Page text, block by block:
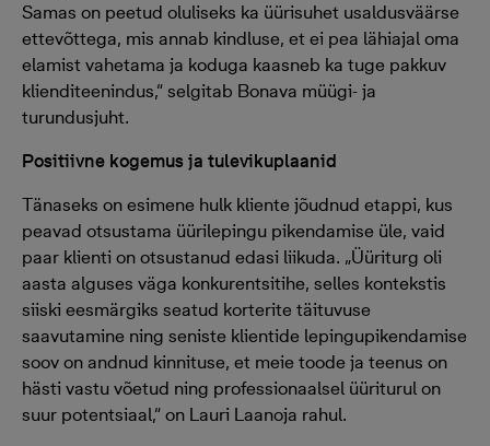
Samas on peetud oluliseks ka üürisuhet usaldusväärse
ettevõttega, mis annab kindluse, et ei pea lähiajal oma
elamist vahetama ja koduga kaasneb ka tuge pakkuv
klienditeenindus,“ selgitab Bonava müügi- ja
turundusjuht.
Positiivne kogemus ja tulevikuplaanid
Tänaseks on esimene hulk kliente jõudnud etappi, kus
peavad otsustama üürilepingu pikendamise üle, vaid
paar klienti on otsustanud edasi liikuda. „Üüriturg oli
aasta alguses väga konkurentsitihe, selles kontekstis
siiski eesmärgiks seatud korterite täituvuse
saavutamine ning seniste klientide lepingupikendamise
soov on andnud kinnituse, et meie toode ja teenus on
hästi vastu võetud ning professionaalsel üüriturul on
suur potentsiaal,“ on Lauri Laanoja rahul.